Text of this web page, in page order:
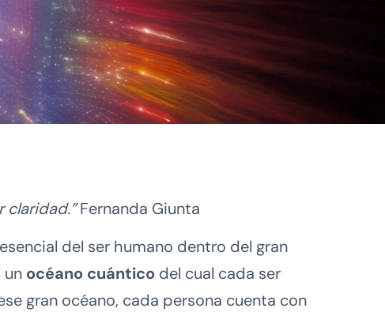
claridad.”Fernanda Giunta
del ser humano dentro del gran
un océano cuántico del cual cada ser
gran océano, cada persona cuenta con